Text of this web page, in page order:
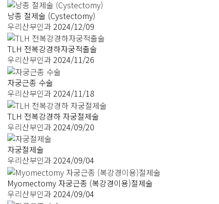
낭종 절제술 (Cystectomy)
우리산부인과2024/12/09
TLH 전복강경하자궁적출술
우리산부인과2024/11/26
자궁근종 수술
우리산부인과2024/11/18
TLH 전복강경하 자궁절제술
우리산부인과2024/09/20
자궁절제술
우리산부인과2024/09/04
Myomectomy 자궁근종 (복강경이용)절제술
우리산부인과2024/09/04